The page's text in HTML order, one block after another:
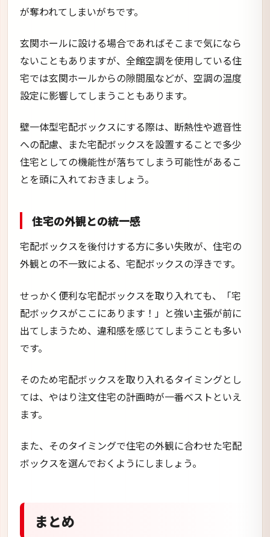
が奪われてしまいがちです。
玄関ホールに設ける場合であればそこまで気になら
ないこともありますが、全館空調を使用している住
宅では玄関ホールからの隙間風などが、空調の温度
設定に影響してしまうこともあります。
壁一体型宅配ボックスにする際は、断熱性や遮音性
への配慮、また宅配ボックスを設置することで多少
住宅としての機能性が落ちてしまう可能性があるこ
とを頭に入れておきましょう。
住宅の外観との統一感
宅配ボックスを後付けする方に多い失敗が、住宅の
外観との不一致による、宅配ボックスの浮きです。
せっかく便利な宅配ボックスを取り入れても、「宅
配ボックスがここにあります！」と強い主張が前に
出てしまうため、違和感を感じてしまうことも多い
です。
そのため宅配ボックスを取り入れるタイミングとし
ては、やはり注文住宅の計画時が一番ベストといえ
ます。
また、そのタイミングで住宅の外観に合わせた宅配
ボックスを選んでおくようにしましょう。
まとめ